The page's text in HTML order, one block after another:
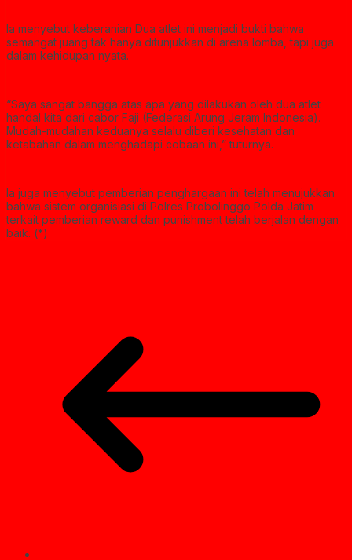
Ia menyebut keberanian Dua atlet ini menjadi bukti bahwa
semangat juang tak hanya ditunjukkan di arena lomba, tapi juga
dalam kehidupan nyata.
“Saya sangat bangga atas apa yang dilakukan oleh dua atlet
handal kita dari cabor Faji (Federasi Arung Jeram Indonesia).
Mudah-mudahan keduanya selalu diberi kesehatan dan
ketabahan dalam menghadapi cobaan ini,” tuturnya.
Ia juga menyebut pemberian penghargaan ini telah menujukkan
bahwa sistem organisiasi di Polres Probolinggo Polda Jatim
terkait pemberian reward dan punishment telah berjalan dengan
baik. (*)